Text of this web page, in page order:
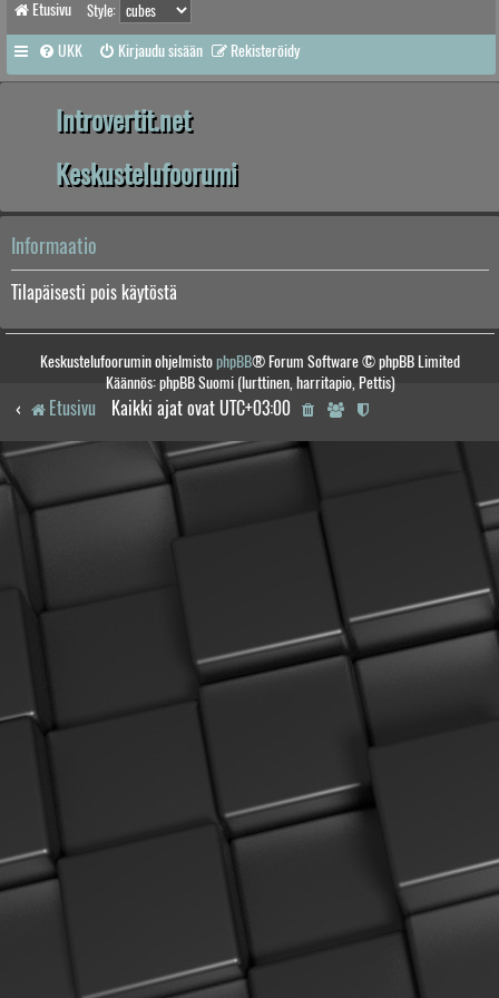
Etusivu Style:
UKK Kirjaudu sisään Rekisteröidy
Introvertit.net
Keskustelufoorumi
Informaatio
Tilapäisesti pois käytöstä
Keskustelufoorumin ohjelmistophpBB® Forum Software © phpBB Limited
Käännös: phpBB Suomi (lurttinen, harritapio, Pettis)
Etusivu Kaikki ajat ovat UTC+03:00